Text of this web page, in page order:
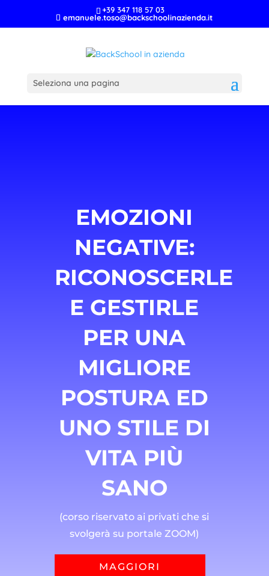
+39 347 118 57 03
emanuele.toso@backschoolinazienda.it
Seleziona una pagina
EMOZIONI
NEGATIVE:
RICONOSCERLE
E GESTIRLE
PER UNA
MIGLIORE
POSTURA ED
UNO STILE DI
VITA PIÙ
SANO
(corso riservato ai privati che si
svolgerà su portale ZOOM)
MAGGIORI